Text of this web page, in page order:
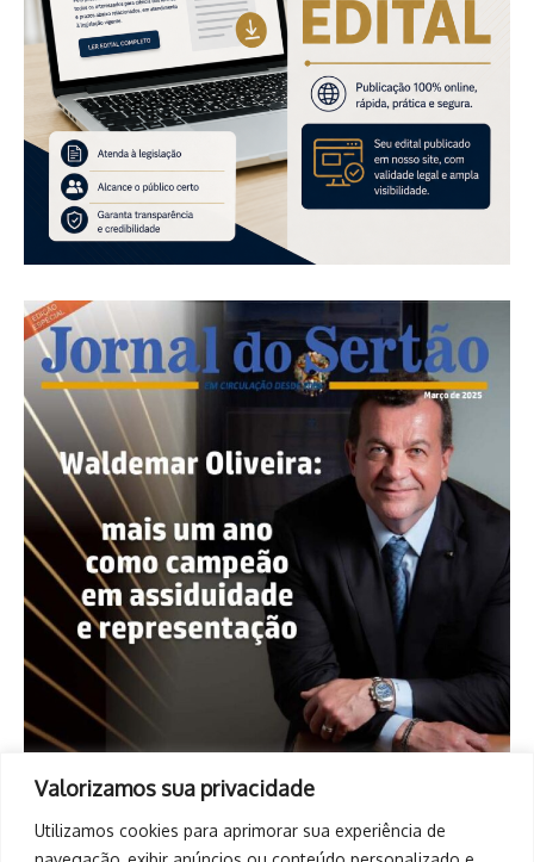
Valorizamos sua privacidade
Utilizamos cookies para aprimorar sua experiência de